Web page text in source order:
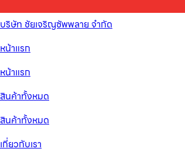
บริษัท ชัยเจริญซัพพลาย จำกัด
หน้าแรก
หน้าแรก
สินค้าทั้งหมด
สินค้าทั้งหมด
เกี่ยวกับเรา